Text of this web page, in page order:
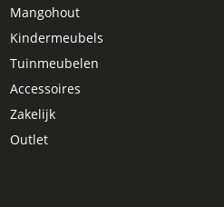
Mangohout
Kindermeubels
Tuinmeubelen
Accessoires
Zakelijk
Outlet